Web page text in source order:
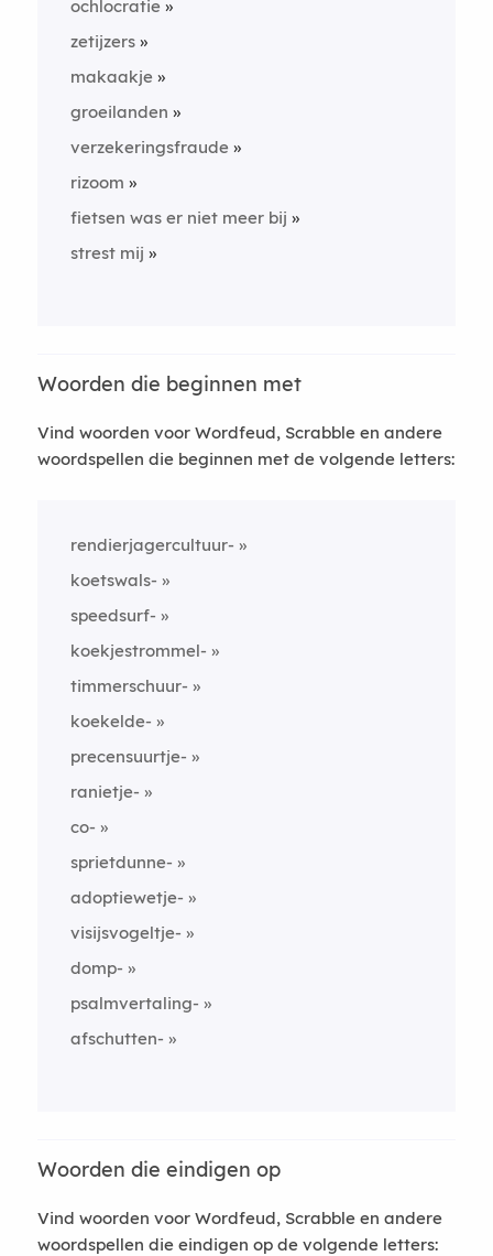
ochlocratie
zetijzers
makaakje
groeilanden
verzekeringsfraude
rizoom
fietsen was er niet meer bij
strest mij
Woorden die beginnen met
Vind woorden voor Wordfeud, Scrabble en andere
woordspellen die beginnen met de volgende letters:
rendierjagercultuur-
koetswals-
speedsurf-
koekjestrommel-
timmerschuur-
koekelde-
precensuurtje-
ranietje-
co-
sprietdunne-
adoptiewetje-
visijsvogeltje-
domp-
psalmvertaling-
afschutten-
Woorden die eindigen op
Vind woorden voor Wordfeud, Scrabble en andere
woordspellen die eindigen op de volgende letters: